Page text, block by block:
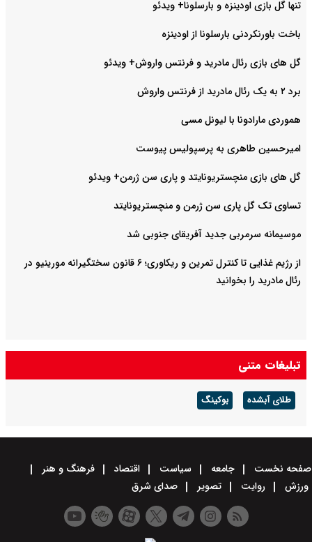
تنها گل بازی اودینزه و بارسلونا+ ویدئو
باخت باورنکردنی بارسلونا از اودینزه
گل های بازی رئال مادرید و فرنتس واروش+ ویدئو
برد ۲ به یک رئال مادرید از فرنتس واروش
هموردی مارادونا با لیونل مسی
امیرحسین طاهری به پرسپولیس پیوست
گل های بازی منچستریونایتد و پاری سن ژرمن+ ویدئو
تساوی تک گل پاری سن ژرمن و منچستریونایتد
موسیمانه سرمربی جدید آفریقای جنوبی شد
از رژیم غذایی تا کنترل تمرین و ریکاوری؛ ۶ قانون سختگیرانه مورینیو در
رئال مادرید را بخوانید
تبلیغات متنی
طلای آبشده بوکینگ
صفحه نخست جامعه سیاست اقتصاد
فرهنگ و هنر
ورزش
روایت تصویر صدای شرق